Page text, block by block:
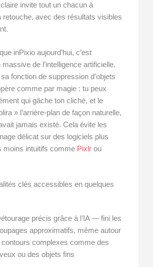
invite tout un chacun à
retouche, avec des résultats visibles
inPixio aujourd’hui, c’est
massive de l’intelligence artificielle.
fonction de suppression d’objets
comme par magie : tu peux
qui gâche ton cliché, et le
» l’arrière-plan de façon naturelle,
jamais existé. Cela évite les
délicat sur des logiciels plus
moins intuitifs comme Pixlr ou
clés accessibles en quelques
précis grâce à l’IA — fini les
approximatifs, même autour
contours complexes comme des
ou des objets fins